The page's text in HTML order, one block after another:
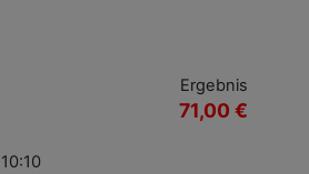
Ergebnis
71,00 €